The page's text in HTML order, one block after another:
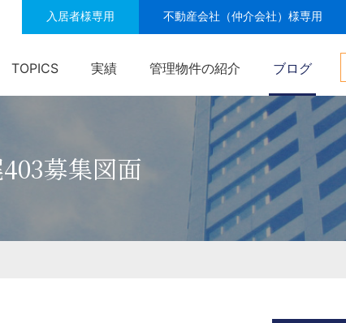
入居者様専用 不動産会社（仲介会社）様専用
TOPICS 実績 管理物件の紹介 ブログ
募集図面